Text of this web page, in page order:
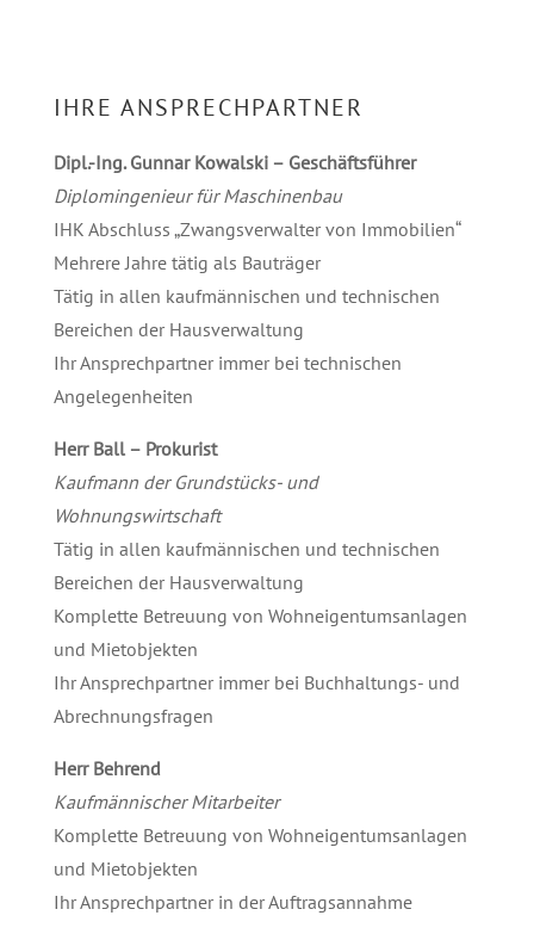
IHRE ANSPRECHPARTNER
Dipl.-Ing. Gunnar Kowalski – Geschäftsführer
Diplomingenieur für Maschinenbau
IHK Abschluss „Zwangsverwalter von Immobilien“
Mehrere Jahre tätig als Bauträger
Tätig in allen kaufmännischen und technischen
Bereichen der Hausverwaltung
Ihr Ansprechpartner immer bei technischen
Angelegenheiten
Herr Ball – Prokurist
Kaufmann der Grundstücks- und
Wohnungswirtschaft
Tätig in allen kaufmännischen und technischen
Bereichen der Hausverwaltung
Komplette Betreuung von Wohneigentumsanlagen
und Mietobjekten
Ihr Ansprechpartner immer bei Buchhaltungs- und
Abrechnungsfragen
Herr Behrend
Kaufmännischer Mitarbeiter
Komplette Betreuung von Wohneigentumsanlagen
und Mietobjekten
Ihr Ansprechpartner in der Auftragsannahme